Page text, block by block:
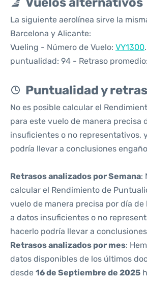
La siguiente aerolínea sirve la
Barcelona y Alicante:
Vueling - Número de Vuelo: VY1300
puntualidad: 94 - Retraso
Puntualidad y
No es posible calcular el
para este vuelo de manera precisa
insuficientes o no representativos,
podría llevar a conclusiones
Retrasos analizados por Semana:
calcular el Rendimiento de
vuelo de manera precisa por día de
a datos insuficientes o no
hacerlo podría llevar a
Retrasos analizados por mes:
datos disponibles de los últimos
desde 16 de Septiembre de 2025